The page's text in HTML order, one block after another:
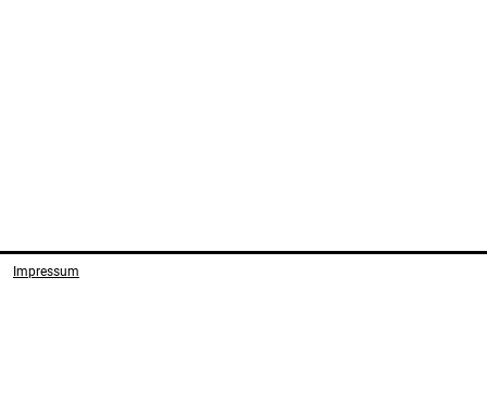
Impressum